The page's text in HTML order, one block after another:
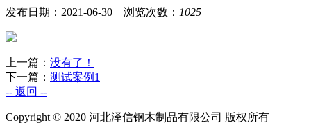
发布日期：2021-06-30 浏览次数： 1025
上一篇： 没有了！
下一篇： 测试案例1
-- 返回 --
Copyright © 2020 河北泽信钢木制品有限公司 版权所有